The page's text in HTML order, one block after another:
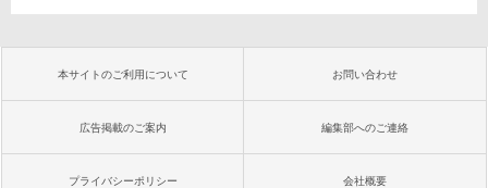
本サイトのご利用について お問い合わせ
広告掲載のご案内 編集部へのご連絡
プライバシーポリシー 会社概要